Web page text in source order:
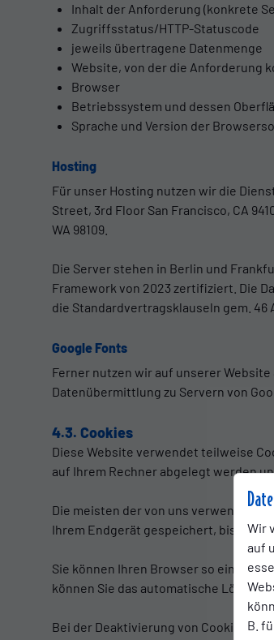
Wir
auf
B.
Inhalt der Anforderung (konkrete
Zugriffsstatus/HTTP-Statuscode
jeweils übertragene Datenmenge
Website, von der die Anforderung
Browser
Betriebssystem und dessen
Sprache und Version der
Hosting
Für unser Hosting nutzen wir die
Street, 3rd Floor San Francisco, CA
WA 98109.
Die Server stehen in Berlin und
Framework von 2023 zertifiziert. Die
die Standardvertragsklauseln gem. 46
Google Fonts
Ferner nutzen wir auf unserer
Datenübermittlung zu Servern von
4.3. Cookies
Diese Website verwendet teilweise
auf Ihrem Rechner abgelegt werden
Die meisten der von uns verwendeten
Ihrem Endgerät gespeichert, bis Sie
Sie können Ihren Browser so
können Sie das automatische
Bei der Deaktivierung von Cookies